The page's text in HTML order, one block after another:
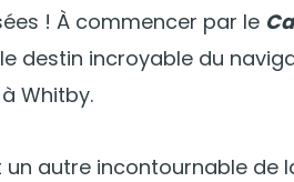
! À commencer par le
destin incroyable du
Whitby.
autre incontournable de